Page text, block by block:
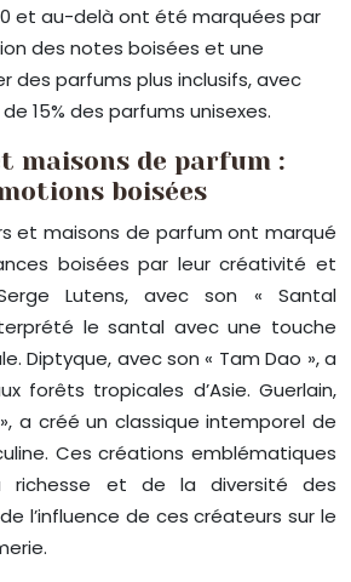
et au-delà ont été marquées par
des notes boisées et une
des parfums plus inclusifs, avec
15% des parfums unisexes.
maisons de parfum :
boisées
et maisons de parfum ont marqué
boisées par leur créativité et
Lutens, avec son « Santal
le santal avec une touche
Diptyque, avec son « Tam Dao », a
forêts tropicales d’Asie. Guerlain,
a créé un classique intemporel de
Ces créations emblématiques
richesse et de la diversité des
l’influence de ces créateurs sur le